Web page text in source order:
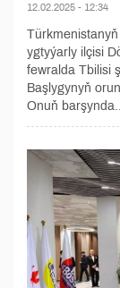
12.02.2025 - 12:34
ygtyýarly ilçisi
fewralda Tbilisi
Başlygynyň
Onuň barşynda...